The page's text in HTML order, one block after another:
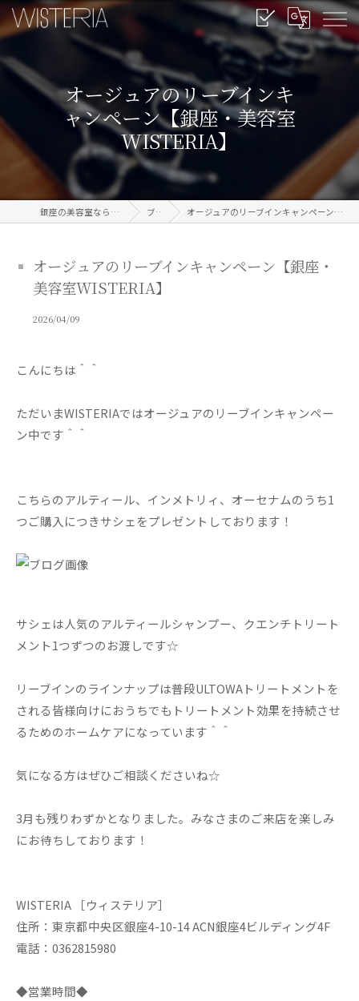
オージュアのリーブインキ
ャンペーン【銀座・美容室
WISTERIA】
銀座の美容室なら信頼のWISTERIA ブログ オージュアのリーブインキャンペーン【銀座・美容室WISTERIA】
オージュアのリーブインキャンペーン【銀座・
美容室WISTERIA】
2026/04/09
こんにちは＾＾
ただいまWISTERIAではオージュアのリーブインキャンペー
ン中です＾＾
こちらのアルティール、インメトリィ、オーセナムのうち1
つご購入につきサシェをプレゼントしております！
サシェは人気のアルティールシャンプー、クエンチトリート
メント1つずつのお渡しです☆
リーブインのラインナップは普段ULTOWAトリートメントを
される皆様向けにおうちでもトリートメント効果を持続させ
るためのホームケアになっています＾＾
気になる方はぜひご相談くださいね☆
3月も残りわずかとなりました。みなさまのご来店を楽しみ
にお待ちしております！
WISTERIA ［ウィステリア］
住所：東京都中央区銀座4-10-14 ACN銀座4ビルディング4F
電話：0362815980
◆営業時間◆